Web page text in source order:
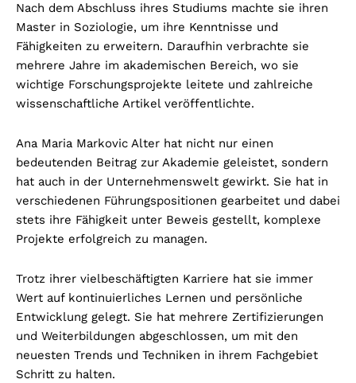
Nach dem Abschluss ihres Studiums machte sie ihren
Master in Soziologie, um ihre Kenntnisse und
Fähigkeiten zu erweitern. Daraufhin verbrachte sie
mehrere Jahre im akademischen Bereich, wo sie
wichtige Forschungsprojekte leitete und zahlreiche
wissenschaftliche Artikel veröffentlichte.
Ana Maria Markovic Alter hat nicht nur einen
bedeutenden Beitrag zur Akademie geleistet, sondern
hat auch in der Unternehmenswelt gewirkt. Sie hat in
verschiedenen Führungspositionen gearbeitet und dabei
stets ihre Fähigkeit unter Beweis gestellt, komplexe
Projekte erfolgreich zu managen.
Trotz ihrer vielbeschäftigten Karriere hat sie immer
Wert auf kontinuierliches Lernen und persönliche
Entwicklung gelegt. Sie hat mehrere Zertifizierungen
und Weiterbildungen abgeschlossen, um mit den
neuesten Trends und Techniken in ihrem Fachgebiet
Schritt zu halten.